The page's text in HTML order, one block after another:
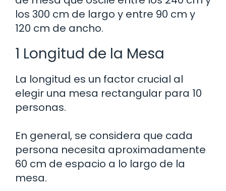
los 300 cm de largo y entre 90 cm y
120 cm de ancho.
1 Longitud de la Mesa
La longitud es un factor crucial al
elegir una mesa rectangular para 10
personas.
En general, se considera que cada
persona necesita aproximadamente
60 cm de espacio a lo largo de la
mesa.